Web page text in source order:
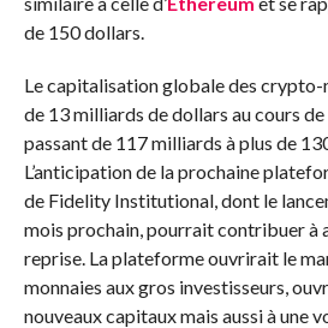
de 150 dollars.
Le capitalisation globale des crypto-
de 13 milliards de dollars au cours de
passant de 117 milliards à plus de
L’anticipation de la prochaine
de Fidelity Institutional, dont le
mois prochain, pourrait contribuer à
reprise. La plateforme ouvrirait le
monnaies aux gros investisseurs,
nouveaux capitaux mais aussi à une